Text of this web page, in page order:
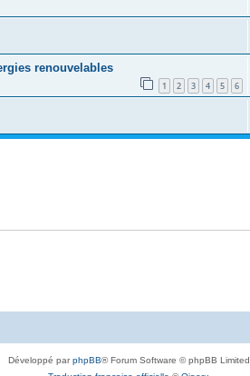
renouvelables
1 2 3 4 5 6
Développé parphpBB® Forum Software © phpBB Limited